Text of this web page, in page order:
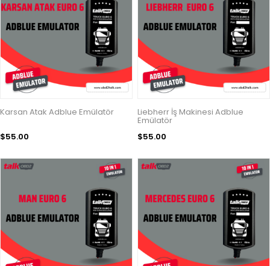
Karsan Atak Adblue Emülatör
$55.00
Liebherr İş Makinesi Adblue
Emülatör
$55.00